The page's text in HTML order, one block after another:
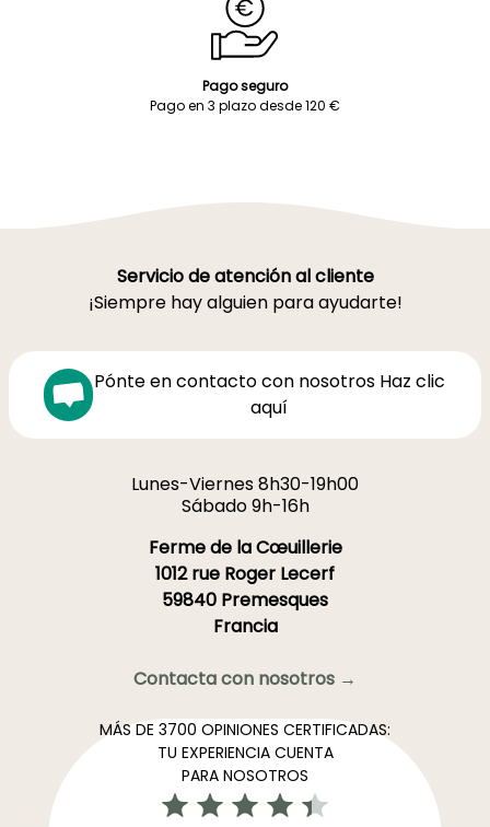
Pago seguro
Pago en 3 plazo desde 120 €
Servicio de atención al cliente
¡Siempre hay alguien para ayudarte!
Pónte en contacto con nosotros Haz clic
aquí
Lunes-Viernes 8h30-19h00
Sábado 9h-16h
Ferme de la Cœuillerie
1012 rue Roger Lecerf
59840 Premesques
Francia
Contacta con nosotros →
MÁS DE 3700 OPINIONES CERTIFICADAS:
TU EXPERIENCIA CUENTA
PARA NOSOTROS